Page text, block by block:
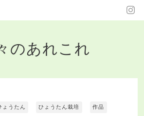
のあれこれ
ょうたん ひょうたん栽培 作品